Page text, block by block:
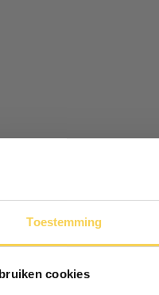
Toestemming
cookies
6x8